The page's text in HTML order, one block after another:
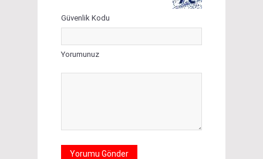
Güvenlik Kodu
Yorumunuz